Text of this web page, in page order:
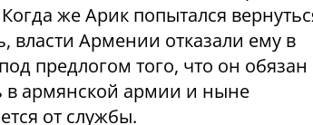
же Арик попытался
власти Армении отказали ему в
предлогом того, что он обязан
в армянской армии и ныне
от службы.